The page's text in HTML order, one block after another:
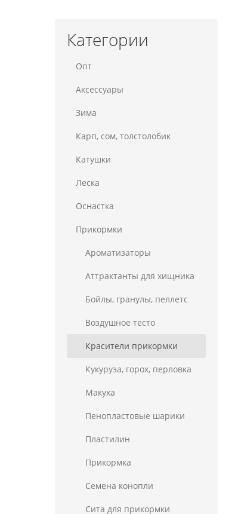
Категории
Опт
Аксессуары
Зима
Карп, сом, толстолобик
Катушки
Леска
Оснастка
Прикормки
Ароматизаторы
Аттрактанты для хищника
Бойлы, гранулы, пеллетс
Воздушное тесто
Красители прикормки
Кукуруза, горох, перловка
Макуха
Пенопластовые шарики
Пластилин
Прикормка
Семена конопли
Сита для прикормки